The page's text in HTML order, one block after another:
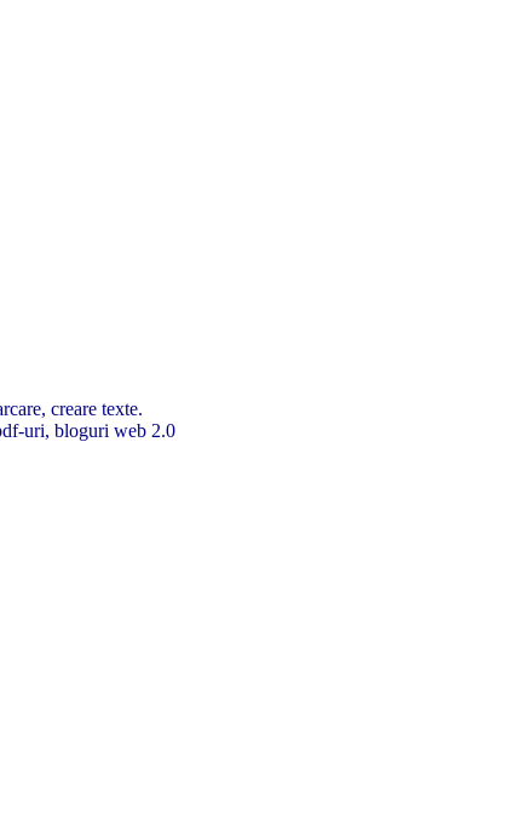
creare texte.
uri, bloguri web 2.0